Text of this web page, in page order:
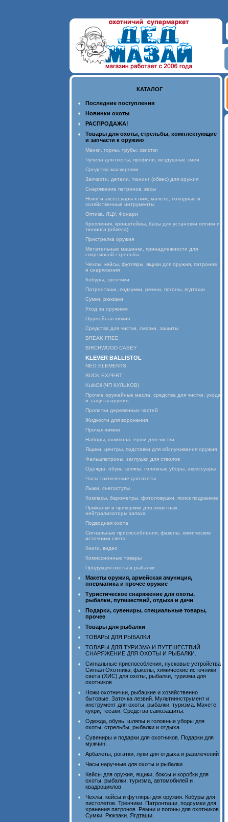
КАТАЛОГ
Последние поступления
Новинки охоты
РАСПРОДАЖА!
Товары для охоты, стрельбы, комплектующие
и запчасти к оружию
Манки, горны, трубы, свистки
Чучела для охоты, профили, воздушные змеи
Средства маскировки
Запчасти, детали, тюнинг (обвес) для оружия
Снаряжение патронов, весы
Ножи и аксессуары к ним, мачете, походные и
хозяйственные интрументы
Оптика, ЛЦУ, Фонари
Крепления, кронштейны, базы для установки оптики и
тюнинга (обвеса)
Пристрелка оружия
Метательные машинки, принадлежности для
спортивной стрельбы
Чехлы, кейсы, футляры, ящики для оружия, патронов
и снаряжения
Кобуры, тренчики
Патронташи, подсумки, ремни, погоны, ягдташи
Сумки, рюкзаки
Уход за оружием
Оружейная химия
Средства для чистки, смазки, защиты
BREAK FREE
BIRCHWOOD CASEY
KLEVER BALLISTOL
NEO ELEMENTS
BUCK EXPERT
KulkOil (ЧП КУЛЬКОВ)
Прочие оружейные масла, средства для чистки, ухода
и защиты оружия
Пропитки деревянных частей
Жидкости для воронения
Прочая химия
Наборы, шомпола, ерши для чистки
Ящики, центры, подставки для обслуживания оружия
Фальшпатроны, заглушки для стволов
Одежда, обувь, шляпы, головные уборы, аксессуары
Часы тактические для охоты
Лыжи, снегоступы
Компасы, барометры, фотоловушки, поиск подранков
Приманки и прикормки для животных,
нейтрализаторы запаха
Подводная охота
Сигнальные приспособления, факелы, химические
источники света
Книги, видео
Комиссионные товары
Продукция охоты и рыбалки
Макеты оружия, армейская амуниция,
пневматика и прочее оружие
Туристическое снаряжение для охоты,
рыбалки, путешествий, отдыха и дачи
Подарки, сувениры, специальные товары,
прочее
Товары для рыбалки
ТОВАРЫ ДЛЯ РЫБАЛКИ
ТОВАРЫ ДЛЯ ТУРИЗМА И ПУТЕШЕСТВИЙ.
СНАРЯЖЕНИЕ ДЛЯ ОХОТЫ И РЫБАЛКИ.
Сигнальные приспособления, пусковые устройства
Сигнал Охотника, факелы, химические источники
света (ХИС) для охоты, рыбалки, туризма для
охотников
Ножи охотничьи, рыбацкие и хозяйственно
бытовые. Заточка лезвий. Мультиинструмент и
инструмент для охоты, рыбалки, туризма. Мачете,
кукри, тесаки. Средства самозащиты.
Одежда, обувь, шляпы и головные уборы для
охоты, стрельбы, рыбалки и отдыха.
Сувениры и подарки для охотников. Подарки для
мужчин.
Арбалеты, рогатки, луки для отдыха и развлечений
Часы наручные для охоты и рыбалки
Кейсы для оружия, ящики, боксы и коробки для
охоты, рыбалки, туризма, автомобилей и
квадроциклов
Чехлы, кейсы и футляры для оружия. Кобуры для
пистолетов. Тренчики. Патронташи, подсумки для
хранения патронов. Ремни и погоны для охотников.
Сумки. Рюкзаки. Ягдташи.